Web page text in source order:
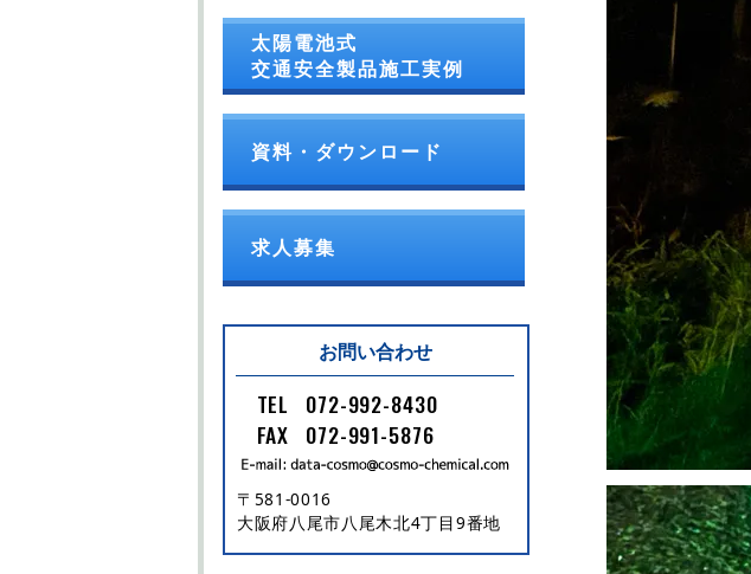
太陽電池式
交通安全製品施工実例
資料・ダウンロード
求人募集
お問い合わせ
TEL
072-992-8430
FAX
072-991-5876
〒581-0016
大阪府八尾市八尾木北4丁目9番地